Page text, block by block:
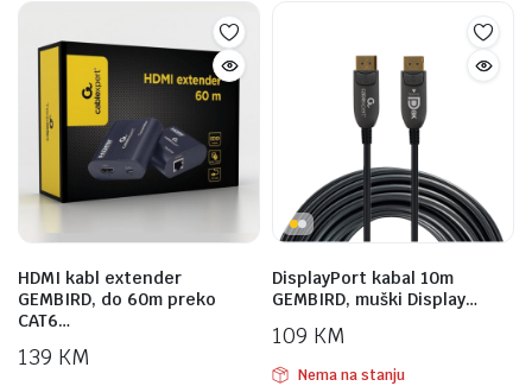
HDMI kabl extender
GEMBIRD, do 60m preko
CAT6…
139 KM
DisplayPort kabal 10m
GEMBIRD, muški Display…
109 KM
Nema na stanju